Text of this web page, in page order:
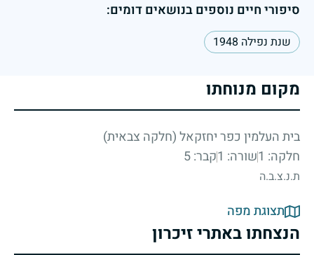
סיפורי חיים נוספים בנושאים דומים:
שנת נפילה 1948
מקום מנוחתו
בית העלמין כפר יחזקאל (חלקה צבאית)
חלקה: 1
שורה: 1 קבר: 5
ת.נ.צ.ב.ה
תצוגת מפה
הנצחתו באתרי זיכרון